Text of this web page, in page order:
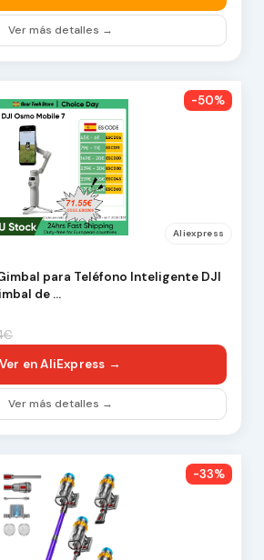
Ver más detalles →
-50%
Aliexpress
para Teléfono Inteligente DJI
de …
Ver en AliExpress →
Ver más detalles →
-33%